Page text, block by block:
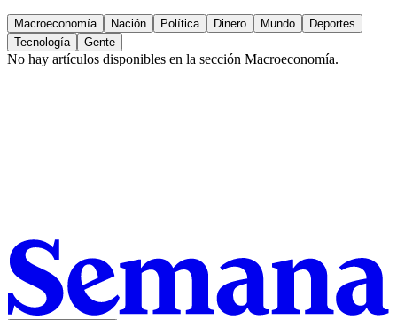
Macroeconomía Nación Política Dinero Mundo
Deportes
Tecnología
Gente
No hay artículos disponibles en la sección Macroeconomía.